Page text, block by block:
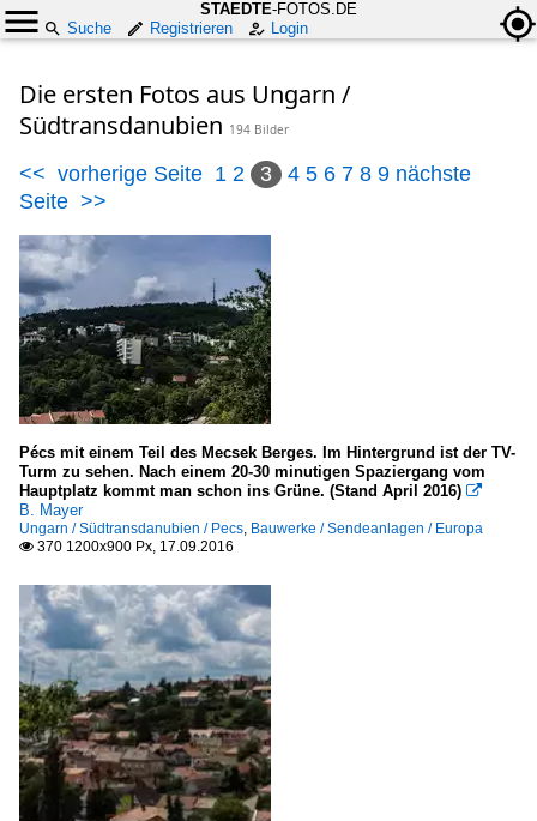
STAEDTE-FOTOS.DE
Suche
Registrieren Login
Die ersten Fotos aus Ungarn /
Südtransdanubien 194 Bilder
<< vorherige Seite 1 2 3 4 5 6 7 8 9 nächste
Seite >>
Pécs mit einem Teil des Mecsek Berges. Im Hintergrund ist der TV-
Turm zu sehen. Nach einem 20-30 minutigen Spaziergang vom
Hauptplatz kommt man schon ins Grüne. (Stand April 2016) 
B. Mayer
Ungarn / Südtransdanubien / Pecs, Bauwerke / Sendeanlagen / Europa
 370 1200x900 Px, 17.09.2016